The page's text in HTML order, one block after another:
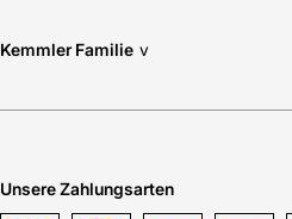
Kemmler Familie v
Unsere Zahlungsarten